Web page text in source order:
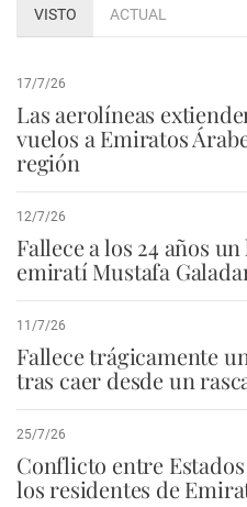
VISTO ACTUAL
17/7/26
Las aerolíneas
vuelos a Emiratos
región
12/7/26
Fallece a los 24 años
emiratí Mustafa
11/7/26
Fallece trágicamente
tras caer desde un
25/7/26
Conflicto entre
los residentes de